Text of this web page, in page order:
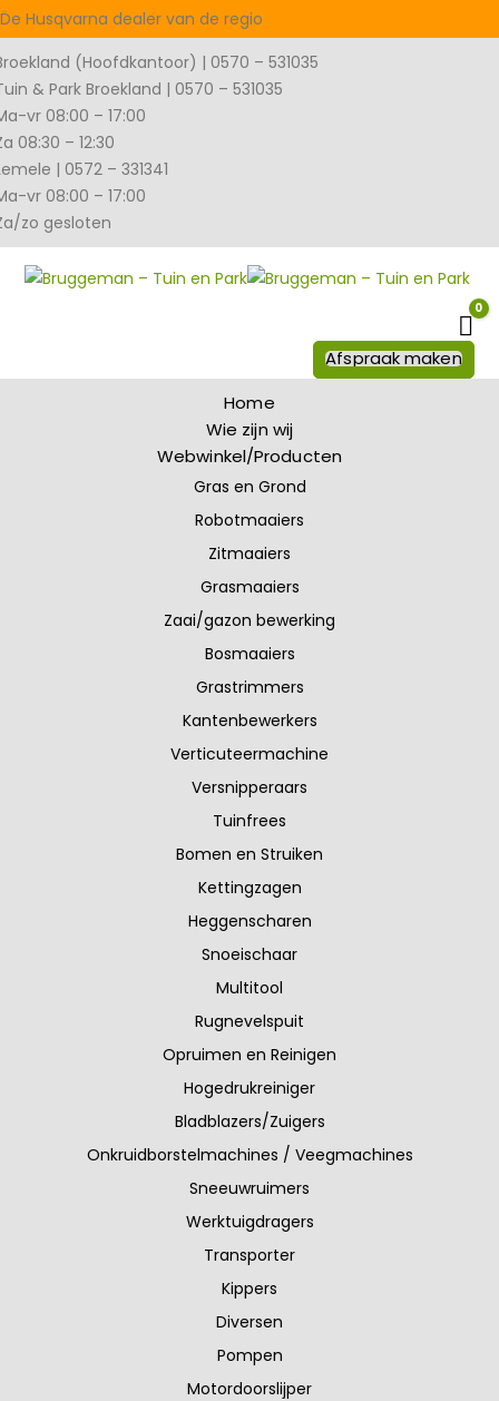
De Husqvarna dealer van de regio
(Hoofdkantoor) | 0570 – 531035
& Park Broekland | 0570 – 531035
vr 08:00 – 17:00
08:30 – 12:30
| 0572 – 331341
vr 08:00 – 17:00
zo gesloten
0
Afspraak maken
Home
Wie zijn wij
Webwinkel/Producten
Gras en Grond
Robotmaaiers
Zitmaaiers
Grasmaaiers
Zaai/gazon bewerking
Bosmaaiers
Grastrimmers
Kantenbewerkers
Verticuteermachine
Versnipperaars
Tuinfrees
Bomen en Struiken
Kettingzagen
Heggenscharen
Snoeischaar
Multitool
Rugnevelspuit
Opruimen en Reinigen
Hogedrukreiniger
Bladblazers/Zuigers
Onkruidborstelmachines / Veegmachines
Sneeuwruimers
Werktuigdragers
Transporter
Kippers
Diversen
Pompen
Motordoorslijper